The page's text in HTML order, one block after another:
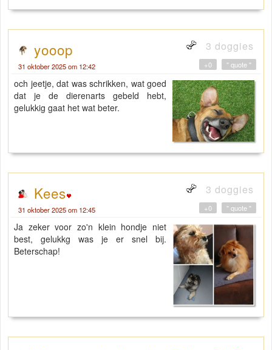
yooop 3 doggies
31 oktober 2025 om 12:42 " quote "
+0
och jeetje, dat was schrikken, wat goed
dat je de dierenarts gebeld hebt,
gelukkig gaat het wat beter.
Kees 3 doggies
31 oktober 2025 om 12:45 " quote "
+0
Ja zeker voor zo'n klein hondje niet
best, gelukkg was je er snel bij.
Beterschap!